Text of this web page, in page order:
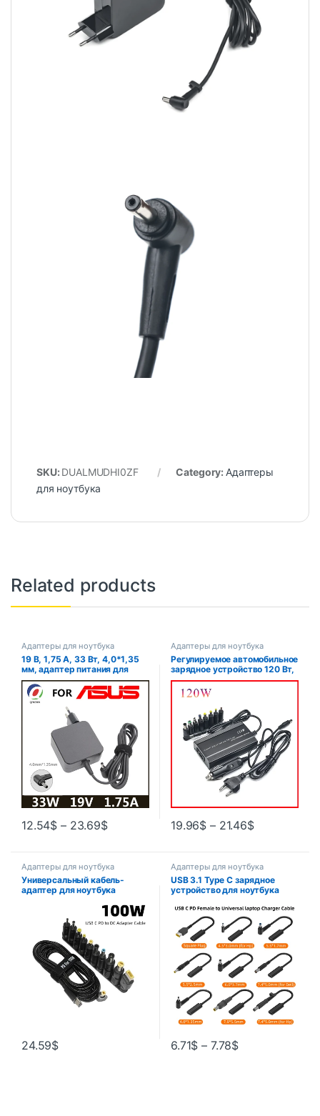
SKU: DUALMUDHI0ZF Category: Адаптеры
для ноутбука
Related products
Адаптеры для ноутбука
19 В, 1,75 А, 33 Вт, 4,0*1,35
мм, адаптер питания для
зарядного устройства для
ноутбука ASUS ADP-33AW
S200E X202E X201E Q200
S200L S220 X453M F453
12.54$ – 23.69$
Адаптеры для ноутбука
Регулируемое автомобильное
зарядное устройство 120 Вт,
220 В, 110 В до 12 В, 15 В, 16
В, 18 В, 19 В, 20 В, 22 В, 24 В,
универсальный адаптер
питания переменного и
постоянного тока, питание от
USB для ноутбука
19.96$ – 21.46$
Адаптеры для ноутбука
Универсальный кабель-
адаптер для ноутбука
зарядкой USB-C PD для
ноутбуков Lenovo Asus Hp
Acer Geri…
24.59$
Адаптеры для ноутбука
USB 3.1 Type C зарядное
устройство для ноутбука
Преобразователь USB Type C
женский в 4,0*1,35 5,5*2,5
4,5*3,0 4,0*1,7 мм разъем
постоянного тока
6.71$ – 7.78$